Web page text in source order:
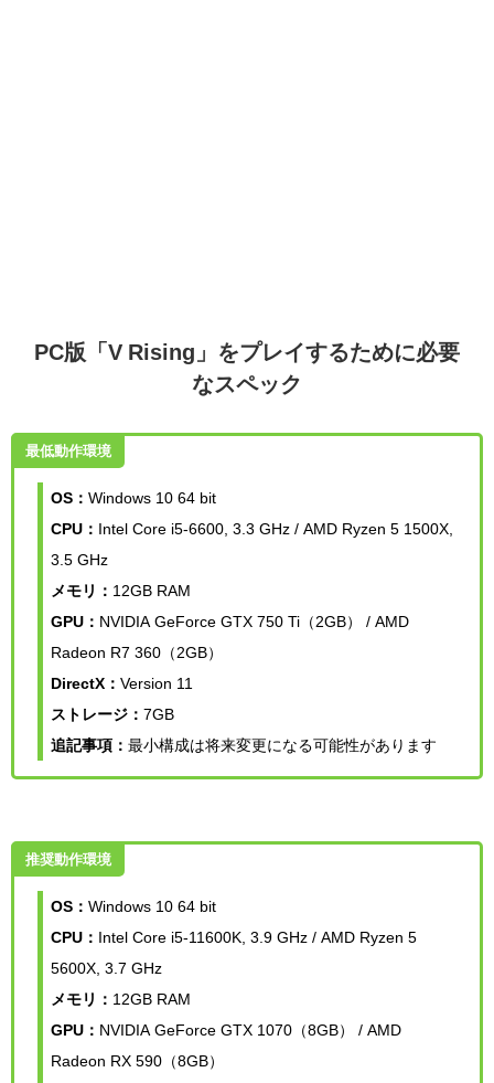
PC版「V Rising」をプレイするために必要
なスペック
最低動作環境
OS： Windows 10 64 bit
CPU：
Intel Core i5-6600, 3.3 GHz / AMD Ryzen 5 1500X,
3.5 GHz
メモリ： 12GB RAM
GPU： NVIDIA GeForce GTX 750 Ti（2GB） / AMD
Radeon R7 360（2GB）
DirectX： Version 11
ストレージ： 7GB
追記事項： 最小構成は将来変更になる可能性があります
推奨動作環境
OS： Windows 10 64 bit
CPU：
Intel Core i5-11600K, 3.9 GHz / AMD Ryzen 5
5600X, 3.7 GHz
メモリ： 12GB RAM
GPU： NVIDIA GeForce GTX 1070（8GB） / AMD
Radeon RX 590（8GB）